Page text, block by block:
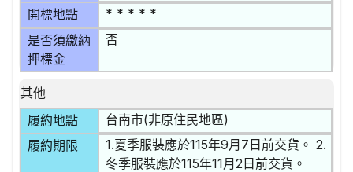
開標地點 * * * * *
是否須繳納
押標金
否
其他
履約地點
台南市(非原住民地區)
履約期限
1.夏季服裝應於115年9月7日前交貨。 2.
冬季服裝應於115年11月2日前交貨。